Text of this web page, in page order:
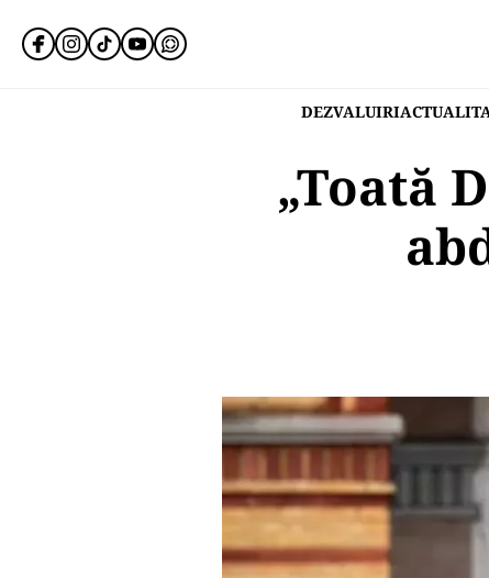
DEZVALUIRI
„Toată